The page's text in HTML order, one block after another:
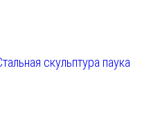
скульптура паука